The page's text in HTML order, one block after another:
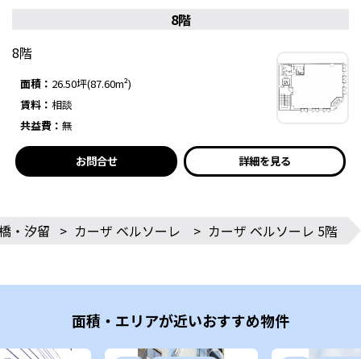
8階
8階
面積： 26.50坪(87.60m²)
賃料： 相談
共益費： 無
お問合せ 詳細を見る
・汐留 > カーザ ベルソーレ > カーザ ベルソーレ 5階
面積・エリアが近いおすすめ物件